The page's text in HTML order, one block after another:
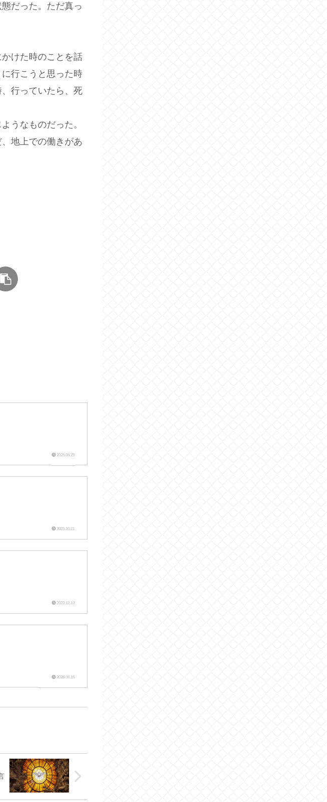
だった。ただ真っ
けた時のことを話
行こうと思った時
行っていたら、死
うなものだった。
地上での働きがあ
2026.06.25
2025.10.21
2023.12.13
2026.06.16